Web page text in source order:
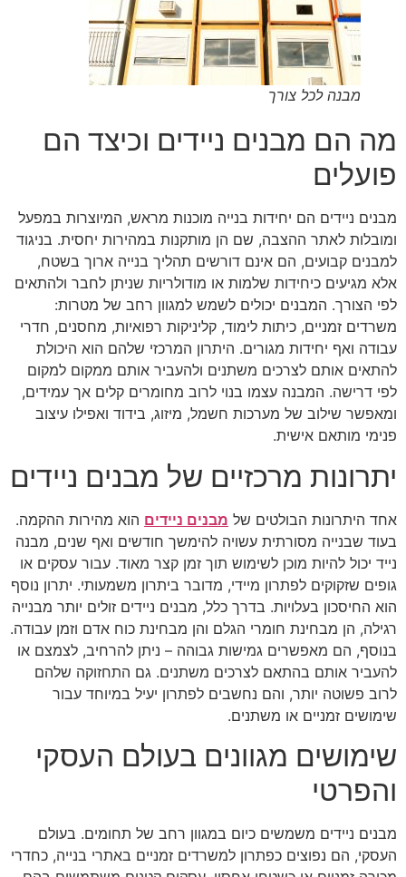
מבנה לכל צורך
מה הם מבנים ניידים וכיצד הם
פועלים
מבנים ניידים הם יחידות בנייה מוכנות מראש, המיוצרות במפעל
ומובלות לאתר ההצבה, שם הן מותקנות במהירות יחסית. בניגוד
למבנים קבועים, הם אינם דורשים תהליך בנייה ארוך בשטח,
אלא מגיעים כיחידות שלמות או מודולריות שניתן לחבר ולהתאים
לפי הצורך. המבנים יכולים לשמש למגוון רחב של מטרות:
משרדים זמניים, כיתות לימוד, קליניקות רפואיות, מחסנים, חדרי
עבודה ואף יחידות מגורים. היתרון המרכזי שלהם הוא היכולת
להתאים אותם לצרכים משתנים ולהעביר אותם ממקום למקום
לפי דרישה. המבנה עצמו בנוי לרוב מחומרים קלים אך עמידים,
ומאפשר שילוב של מערכות חשמל, מיזוג, בידוד ואפילו עיצוב
פנימי מותאם אישית.
יתרונות מרכזיים של מבנים ניידים
אחד היתרונות הבולטים של מבנים ניידים הוא מהירות ההקמה.
בעוד שבנייה מסורתית עשויה להימשך חודשים ואף שנים, מבנה
נייד יכול להיות מוכן לשימוש תוך זמן קצר מאוד. עבור עסקים או
גופים שזקוקים לפתרון מיידי, מדובר ביתרון משמעותי. יתרון נוסף
הוא החיסכון בעלויות. בדרך כלל, מבנים ניידים זולים יותר מבנייה
רגילה, הן מבחינת חומרי הגלם והן מבחינת כוח אדם וזמן עבודה.
בנוסף, הם מאפשרים גמישות גבוהה – ניתן להרחיב, לצמצם או
להעביר אותם בהתאם לצרכים משתנים. גם התחזוקה שלהם
לרוב פשוטה יותר, והם נחשבים לפתרון יעיל במיוחד עבור
שימושים זמניים או משתנים.
שימושים מגוונים בעולם העסקי
והפרטי
מבנים ניידים משמשים כיום במגוון רחב של תחומים. בעולם
העסקי, הם נפוצים כפתרון למשרדים זמניים באתרי בנייה, כחדרי